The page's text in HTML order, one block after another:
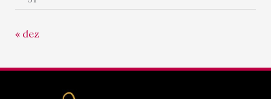
« dez